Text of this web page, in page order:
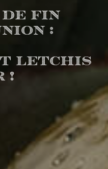
fin
:
letchis
!